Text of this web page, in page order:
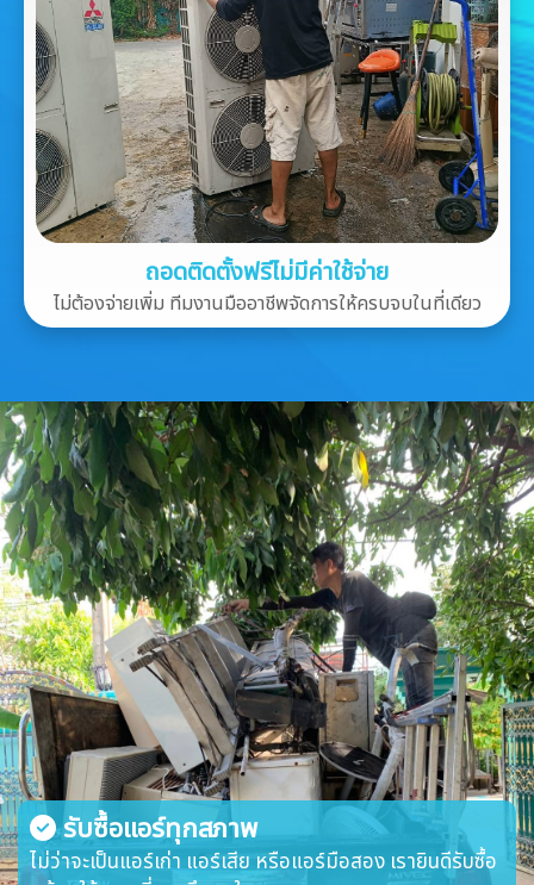
ถอดติดตั้งฟรีไม่มีค่าใช้จ่าย
ไม่ต้องจ่ายเพิ่ม ทีมงานมืออาชีพจัดการให้ครบจบในที่เดียว
รับซื้อแอร์ทุกสภาพ
ไม่ว่าจะเป็นแอร์เก่า แอร์เสีย หรือแอร์มือสอง เรายินดีรับซื้อ